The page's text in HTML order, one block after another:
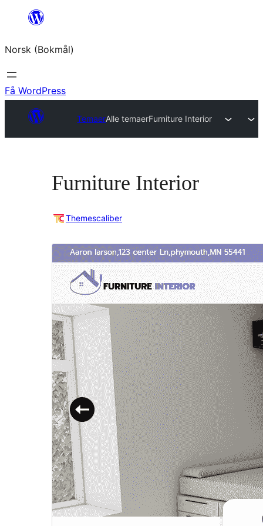
Hopp
innhold
Norsk (Bokmål)
Få WordPress
TemaerAlle temaerFurniture Interior
Furniture Interior
Themescaliber